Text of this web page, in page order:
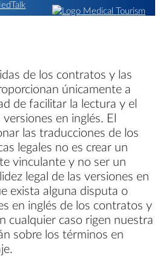
de los contratos y las
únicamente a
de facilitar la lectura y el
en inglés. El
las traducciones de los
legales no es crear un
vinculante y no ser un
legal de las versiones en
exista alguna disputa o
en inglés de los contratos y
cualquier caso rigen nuestra
sobre los términos en